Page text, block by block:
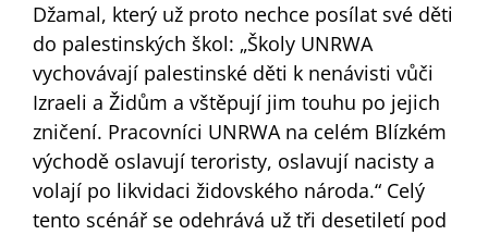
Džamal, který už proto nechce posílat své děti
do palestinských škol: „Školy UNRWA
vychovávají palestinské děti k nenávisti vůči
Izraeli a Židům a vštěpují jim touhu po jejich
zničení. Pracovníci UNRWA na celém Blízkém
východě oslavují teroristy, oslavují nacisty a
volají po likvidaci židovského národa.“ Celý
tento scénář se odehrává už tři desetiletí pod